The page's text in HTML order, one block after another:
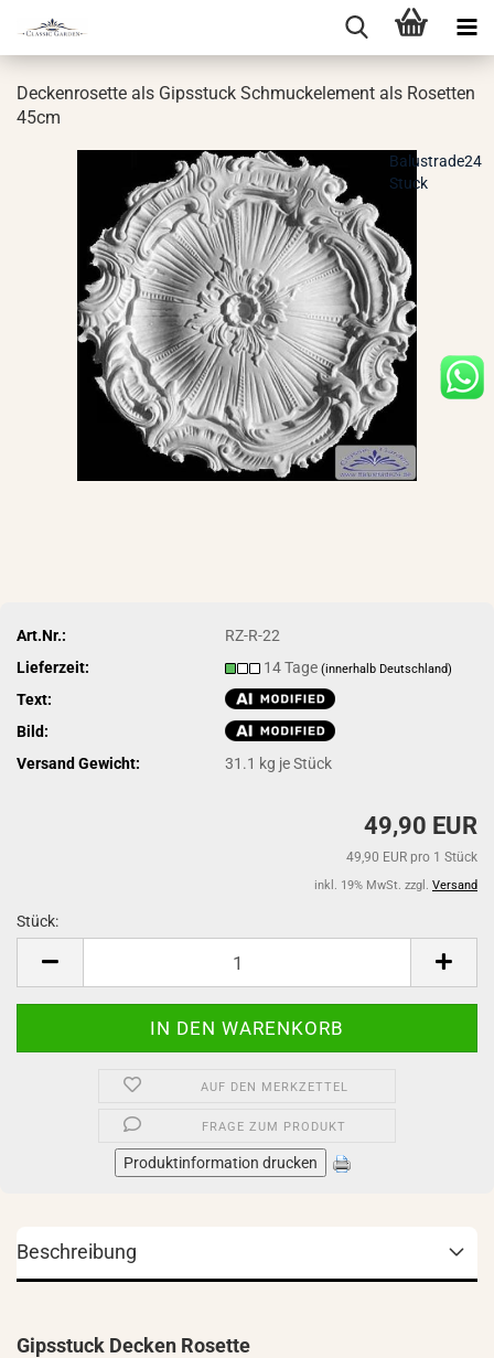
De­cken­ro­set­te als Gips­stuck Schmuck­ele­ment als Ro­set­ten
45cm
Balustrade24
Stuck
Art.Nr.:
RZ-R-22
Lieferzeit:
14 Tage(innerhalb Deutschland)
Text:
Bild:
Versand Gewicht:
31.1 kg je Stück
49,90 EUR
49,90 EUR pro 1 Stück
inkl. 19% MwSt. zzgl. Versand
Stück:
AUF DEN MERKZETTEL
FRAGE ZUM PRODUKT
Produktinformation drucken
Beschreibung
Gipsstuck Decken Rosette